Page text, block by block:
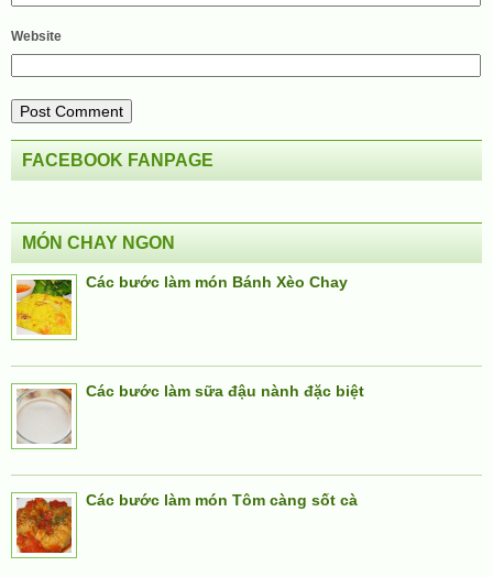
Website
FACEBOOK FANPAGE
MÓN CHAY NGON
Các bước làm món Bánh Xèo Chay
Các bước làm sữa đậu nành đặc biệt
Các bước làm món Tôm càng sốt cà